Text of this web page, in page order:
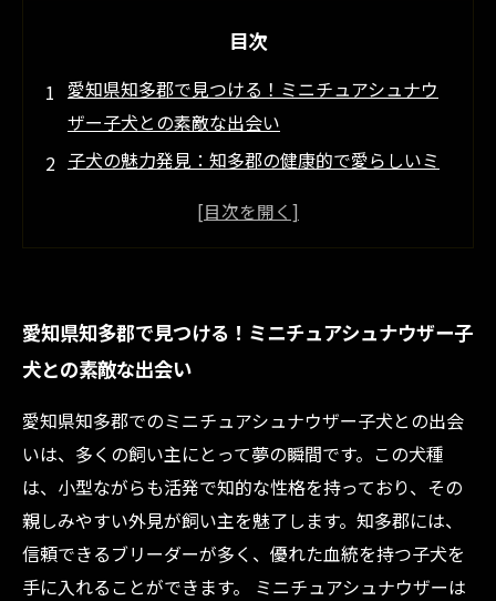
目次
愛知県知多郡で見つける！ミニチュアシュナウ
ザー子犬との素敵な出会い
子犬の魅力発見：知多郡の健康的で愛らしいミ
お散歩やドッグランが楽しめる！愛犬と過ごす
を徹底解説
新しい家族との生活が待っている！子犬を迎え
る心構え
愛知県知多郡のブリーダー情報：信頼できる出
会いの場
素晴らしいパートナーとの生活で毎日が豊か
に！
愛知県知多郡で見つける！ミニチュアシュナウザー子
犬との素敵な出会い
愛知県知多郡でのミニチュアシュナウザー子犬との出会
いは、多くの飼い主にとって夢の瞬間です。この犬種
は、小型ながらも活発で知的な性格を持っており、その
親しみやすい外見が飼い主を魅了します。知多郡には、
信頼できるブリーダーが多く、優れた血統を持つ子犬を
手に入れることができます。 ミニチュアシュナウザーは